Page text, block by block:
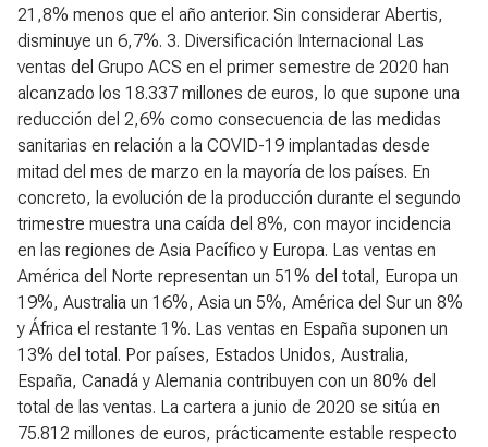
21,8% menos que el año anterior. Sin considerar Abertis,
disminuye un 6,7%. 3. Diversificación Internacional Las
ventas del Grupo ACS en el primer semestre de 2020 han
alcanzado los 18.337 millones de euros, lo que supone una
reducción del 2,6% como consecuencia de las medidas
sanitarias en relación a la COVID-19 implantadas desde
mitad del mes de marzo en la mayoría de los países. En
concreto, la evolución de la producción durante el segundo
trimestre muestra una caída del 8%, con mayor incidencia
en las regiones de Asia Pacífico y Europa. Las ventas en
América del Norte representan un 51% del total, Europa un
19%, Australia un 16%, Asia un 5%, América del Sur un 8%
y África el restante 1%. Las ventas en España suponen un
13% del total. Por países, Estados Unidos, Australia,
España, Canadá y Alemania contribuyen con un 80% del
total de las ventas. La cartera a junio de 2020 se sitúa en
75.812 millones de euros, prácticamente estable respecto